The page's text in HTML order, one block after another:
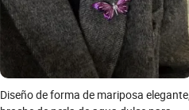
Diseño de forma de mariposa elegante,